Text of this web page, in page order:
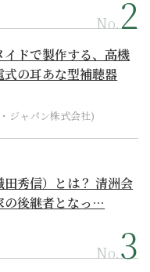
No.
イドで製作する、高機
式の耳あな型補聴器
ジャパン株式会社)
田秀信）とは？ 清洲会
の後継者となっ…
No.